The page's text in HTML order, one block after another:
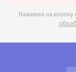
Нажимая на кнопку